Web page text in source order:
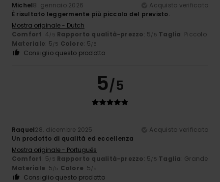
Michel8. gennaio 2026
Acquisto verificato
È risultato leggermente più piccolo del previsto.
Mostra originale - Dutch
Comfort: 4 /5 Rapporto qualità-prezzo: 5 /5 Taglia: Piccolo
Materiale: 5 /5 Colore: 5 /5
Consiglio questo prodotto
5/5
Raquel28. dicembre 2025
Acquisto verificato
Un prodotto di qualità ed eccellenza
Mostra originale - Português
Comfort: 5 /5 Rapporto qualità-prezzo: 5 /5 Taglia: Grande
Materiale: 5 /5 Colore: 5 /5
Consiglio questo prodotto